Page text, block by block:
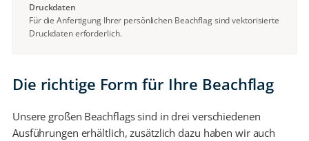
Druckdaten
Für die Anfertigung Ihrer persönlichen Beachflag sind vektorisierte
Druckdaten erforderlich.
Die richtige Form für Ihre Beachflag
Unsere großen Beachflags sind in drei verschiedenen
Ausführungen erhältlich, zusätzlich dazu haben wir auch